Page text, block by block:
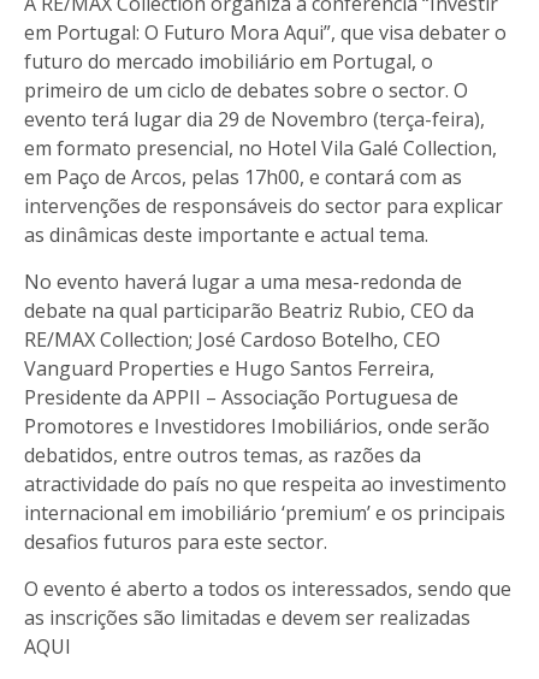
em Portugal: O Futuro Mora Aqui”, que visa debater o
futuro do mercado imobiliário em Portugal, o
primeiro de um ciclo de debates sobre o sector. O
evento terá lugar dia 29 de Novembro (terça-feira),
em formato presencial, no Hotel Vila Galé Collection,
em Paço de Arcos, pelas 17h00, e contará com as
intervenções de responsáveis do sector para explicar
as dinâmicas deste importante e actual tema.
No evento haverá lugar a uma mesa-redonda de
debate na qual participarão Beatriz Rubio, CEO da
RE/MAX Collection; José Cardoso Botelho, CEO
Vanguard Properties e Hugo Santos Ferreira,
Presidente da APPII – Associação Portuguesa de
Promotores e Investidores Imobiliários, onde serão
debatidos, entre outros temas, as razões da
atractividade do país no que respeita ao investimento
internacional em imobiliário ‘premium’ e os principais
desafios futuros para este sector.
O evento é aberto a todos os interessados, sendo que
as inscrições são limitadas e devem ser realizadas
AQUI